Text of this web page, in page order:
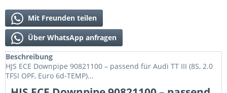
Mit Freunden teilen
Über WhatsApp anfragen
Beschreibung
HJS ECE Downpipe 90821100 – passend für Audi TT III (8S, 2.0
TFSI OPF, Euro 6d-TEMP)...